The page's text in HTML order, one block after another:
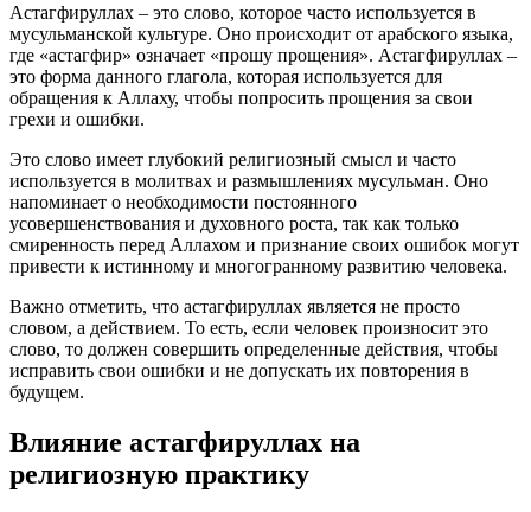
Астагфируллах – это слово, которое часто используется в
мусульманской культуре. Оно происходит от арабского языка,
где «астагфир» означает «прошу прощения». Астагфируллах –
это форма данного глагола, которая используется для
обращения к Аллаху, чтобы попросить прощения за свои
грехи и ошибки.
Это слово имеет глубокий религиозный смысл и часто
используется в молитвах и размышлениях мусульман. Оно
напоминает о необходимости постоянного
усовершенствования и духовного роста, так как только
смиренность перед Аллахом и признание своих ошибок могут
привести к истинному и многогранному развитию человека.
Важно отметить, что астагфируллах является не просто
словом, а действием. То есть, если человек произносит это
слово, то должен совершить определенные действия, чтобы
исправить свои ошибки и не допускать их повторения в
будущем.
Влияние астагфируллах на
религиозную практику